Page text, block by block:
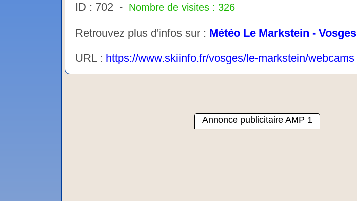
ID : 702 - Nombre de visites : 326
Retrouvez plus d'infos sur : Météo Le Markstein - Vosges
URL : https://www.skiinfo.fr/vosges/le-markstein/webcams
Annonce publicitaire AMP 1